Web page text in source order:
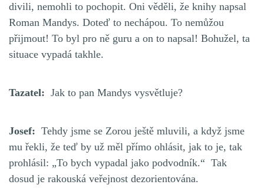
divili, nemohli to pochopit. Oni věděli, že knihy napsal
Roman Mandys. Doteď to nechápou. To nemůžou
přijmout! To byl pro ně guru a on to napsal! Bohužel, ta
situace vypadá takhle.
Tazatel: Jak to pan Mandys vysvětluje?
Josef: Tehdy jsme se Zorou ještě mluvili, a když jsme
mu řekli, že teď by už měl přímo ohlásit, jak to je, tak
prohlásil: „To bych vypadal jako podvodník.“ Tak
dosud je rakouská veřejnost dezorientována.